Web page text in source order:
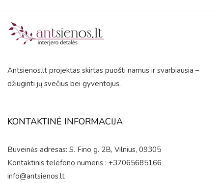
Antsienos.lt projektas skirtas puošti namus ir svarbiausia –
džiuginti jų svečius bei gyventojus.
KONTAKTINĖ INFORMACIJA
Buveinės adresas: S. Fino g. 2B, Vilnius, 09305
Kontaktinis telefono numeris : +37065685166
info@antsienos.lt